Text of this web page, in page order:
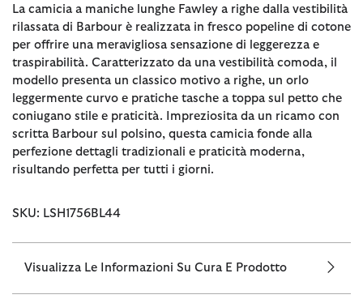
La camicia a maniche lunghe Fawley a righe dalla vestibilità
rilassata di Barbour è realizzata in fresco popeline di cotone
per offrire una meravigliosa sensazione di leggerezza e
traspirabilità. Caratterizzato da una vestibilità comoda, il
modello presenta un classico motivo a righe, un orlo
leggermente curvo e pratiche tasche a toppa sul petto che
coniugano stile e praticità. Impreziosita da un ricamo con
scritta Barbour sul polsino, questa camicia fonde alla
perfezione dettagli tradizionali e praticità moderna,
risultando perfetta per tutti i giorni.
SKU: LSH1756BL44
Visualizza Le Informazioni Su Cura E Prodotto